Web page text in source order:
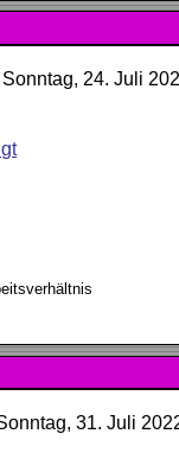
Sonntag, 24. Juli
31. Juli